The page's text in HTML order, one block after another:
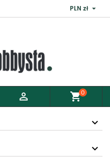
PLN zł 
 shopping_cart0